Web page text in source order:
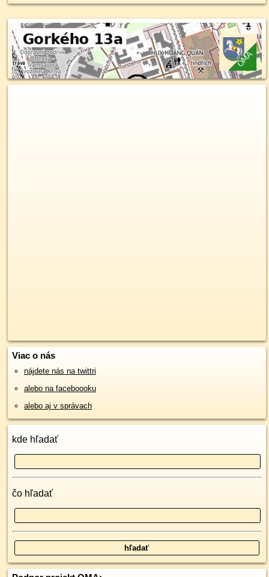
Viac o nás
nájdete nás na twittri
alebo na faceboooku
alebo aj v správach
kde hľadať
čo hľadať